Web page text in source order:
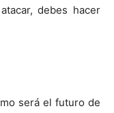
debes hacer
será el futuro de